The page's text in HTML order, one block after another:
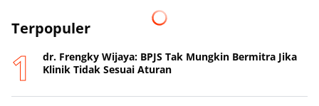
Terpopuler
dr. Frengky Wijaya: BPJS Tak Mungkin Bermitra Jika
Klinik Tidak Sesuai Aturan